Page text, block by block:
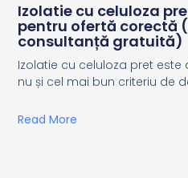
Izolatie cu celuloza
pentru ofertă corectă
consultanță gratuită)
Izolatie cu celuloza pret
nu și cel mai bun criteriu de
Read More